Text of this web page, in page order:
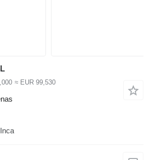
≈ EUR 99,530